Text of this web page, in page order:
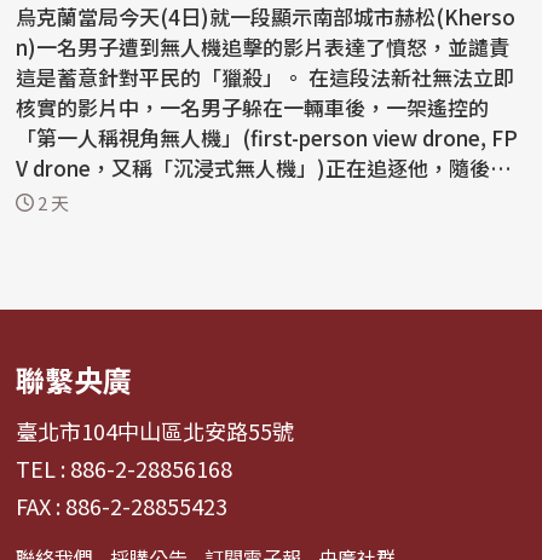
烏克蘭當局今天(4日)就一段顯示南部城市赫松(Kherso
n)一名男子遭到無人機追擊的影片表達了憤怒，並譴責
這是蓄意針對平民的「獵殺」。 在這段法新社無法立即
核實的影片中，一名男子躲在一輛車後，一架遙控的
「第一人稱視角無人機」(first-person view drone, FP
V drone，又稱「沉浸式無人機」)正在追逐他，隨後引
爆...2 天
聯繫央廣
臺北市104中山區北安路55號
TEL : 886-2-28856168
FAX : 886-2-28855423